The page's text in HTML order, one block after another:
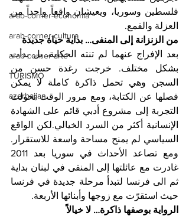
arab-corner-economia
arab-corner-cultura
arab-corner-arte
TURISMO
azerbaijan
العزلة والقمع.
من الزنزانة إلى المنفى… بداية حياة جديدة
بعد الإفراج عنهما لم تنته الحكاية، بل بدأت
فصلها عن الكتابة، ومع مرور الوقت تحولت
حيث استقرّت مع زوجها وأبنائها الأربعة.
الرواية بوصفها ذاكرة… لا خيالاً